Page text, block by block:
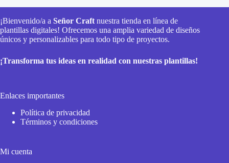
¡Bienvenido/a a Señor Craft nuestra tienda en línea de
plantillas digitales! Ofrecemos una amplia variedad de diseños
únicos y personalizables para todo tipo de proyectos.
¡Transforma tus ideas en realidad con nuestras plantillas!
Enlaces importantes
Política de privacidad
Términos y condiciones
Mi cuenta